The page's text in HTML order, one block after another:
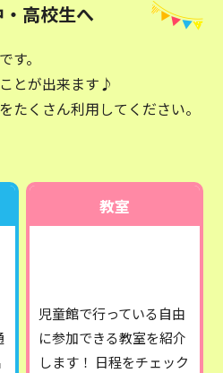
高校生へ
す。
とが出来ます♪
たくさん利用してください。
教室
児童館で行っている自由
に参加できる教室を紹介
します！ 日程をチェック